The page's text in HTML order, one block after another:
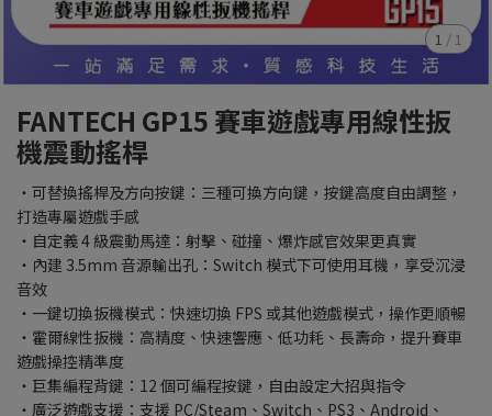
1 / 1
FANTECH GP15 賽車遊戲專用線性扳
機震動搖桿
・可替換搖桿及方向按鍵：三種可換方向鍵，按鍵高度自由調整，
打造專屬遊戲手感
・自定義 4 級震動馬達：射擊、碰撞、爆炸感官效果更真實
・內建 3.5mm 音源輸出孔：Switch 模式下可使用耳機，享受沉浸
音效
・一鍵切換扳機模式：快速切換 FPS 或其他遊戲模式，操作更順暢
・霍爾線性扳機：高精度、快速響應、低功耗、長壽命，提升賽車
遊戲操控精準度
・巨集編程背鍵：12 個可編程按鍵，自由設定大招與指令
・廣泛遊戲支援：支援 PC/Steam、Switch、PS3、Android、